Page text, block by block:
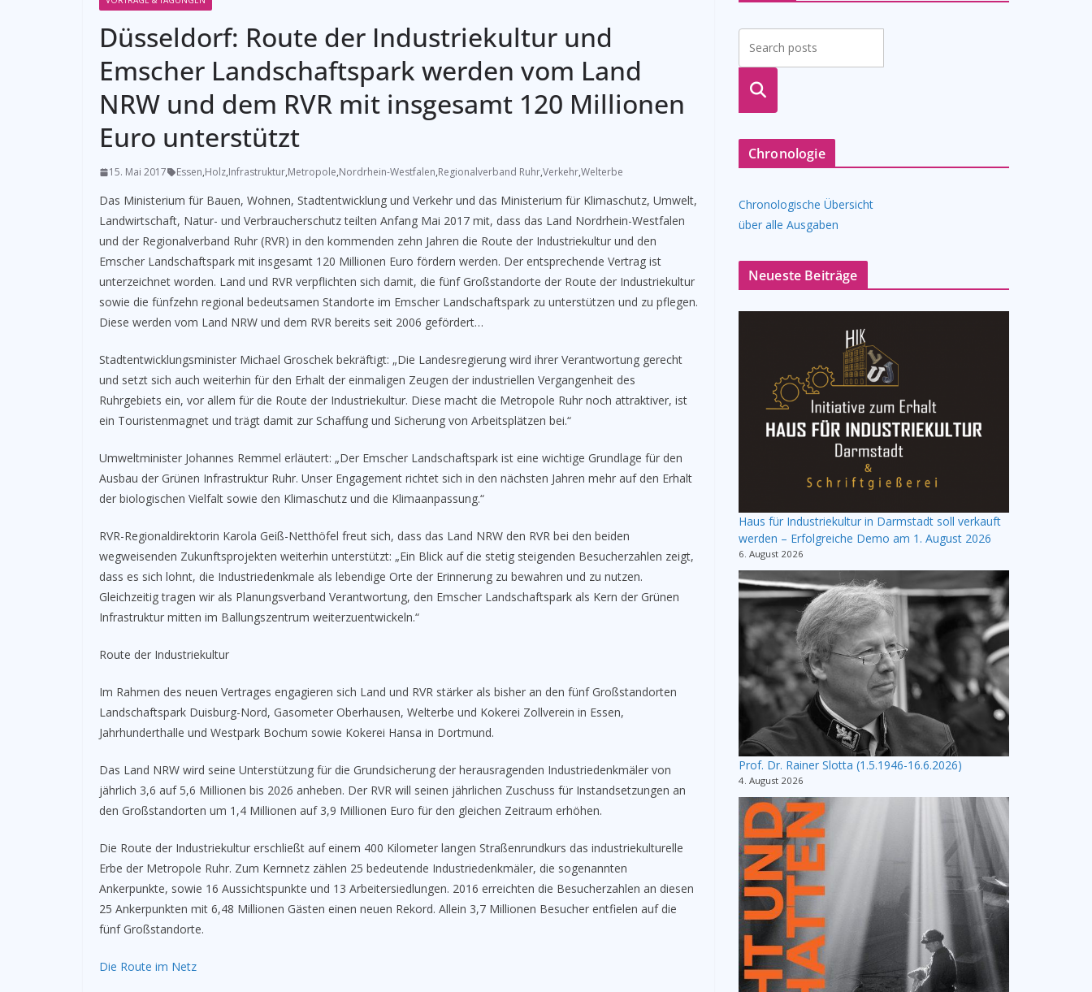
Düsseldorf: Route der Industriekultur und
Emscher Landschaftspark werden vom Land
NRW und dem RVR mit insgesamt 120 Millionen
Euro unterstützt
15. Mai 2017 Essen,Holz,Infrastruktur,Metropole,Nordrhein-Westfalen,Regionalverband Ruhr,Verkehr,Welterbe
Das Ministerium für Bauen, Wohnen, Stadtentwicklung und Verkehr und das Ministerium für Klimaschutz, Umwelt,
Landwirtschaft, Natur- und Verbraucherschutz teilten Anfang Mai 2017 mit, dass das Land Nordrhein-Westfalen
und der Regionalverband Ruhr (RVR) in den kommenden zehn Jahren die Route der Industriekultur und den
Emscher Landschaftspark mit insgesamt 120 Millionen Euro fördern werden. Der entsprechende Vertrag ist
unterzeichnet worden. Land und RVR verpflichten sich damit, die fünf Großstandorte der Route der Industriekultur
sowie die fünfzehn regional bedeutsamen Standorte im Emscher Landschaftspark zu unterstützen und zu pflegen.
Diese werden vom Land NRW und dem RVR bereits seit 2006 gefördert…
Stadtentwicklungsminister Michael Groschek bekräftigt: „Die Landesregierung wird ihrer Verantwortung gerecht
und setzt sich auch weiterhin für den Erhalt der einmaligen Zeugen der industriellen Vergangenheit des
Ruhrgebiets ein, vor allem für die Route der Industriekultur. Diese macht die Metropole Ruhr noch attraktiver, ist
ein Touristenmagnet und trägt damit zur Schaffung und Sicherung von Arbeitsplätzen bei.“
Umweltminister Johannes Remmel erläutert: „Der Emscher Landschaftspark ist eine wichtige Grundlage für den
Ausbau der Grünen Infrastruktur Ruhr. Unser Engagement richtet sich in den nächsten Jahren mehr auf den Erhalt
der biologischen Vielfalt sowie den Klimaschutz und die Klimaanpassung.“
RVR-Regionaldirektorin Karola Geiß-Netthöfel freut sich, dass das Land NRW den RVR bei den beiden
wegweisenden Zukunftsprojekten weiterhin unterstützt: „Ein Blick auf die stetig steigenden Besucherzahlen zeigt,
dass es sich lohnt, die Industriedenkmale als lebendige Orte der Erinnerung zu bewahren und zu nutzen.
Gleichzeitig tragen wir als Planungsverband Verantwortung, den Emscher Landschaftspark als Kern der Grünen
Infrastruktur mitten im Ballungszentrum weiterzuentwickeln.“
Route der Industriekultur
Im Rahmen des neuen Vertrages engagieren sich Land und RVR stärker als bisher an den fünf Großstandorten
Landschaftspark Duisburg-Nord, Gasometer Oberhausen, Welterbe und Kokerei Zollverein in Essen,
Jahrhunderthalle und Westpark Bochum sowie Kokerei Hansa in Dortmund.
Das Land NRW wird seine Unterstützung für die Grundsicherung der herausragenden Industriedenkmäler von
jährlich 3,6 auf 5,6 Millionen bis 2026 anheben. Der RVR will seinen jährlichen Zuschuss für Instandsetzungen an
den Großstandorten um 1,4 Millionen auf 3,9 Millionen Euro für den gleichen Zeitraum erhöhen.
Die Route der Industriekultur erschließt auf einem 400 Kilometer langen Straßenrundkurs das industriekulturelle
Erbe der Metropole Ruhr. Zum Kernnetz zählen 25 bedeutende Industriedenkmäler, die sogenannten
Ankerpunkte, sowie 16 Aussichtspunkte und 13 Arbeitersiedlungen. 2016 erreichten die Besucherzahlen an diesen
25 Ankerpunkten mit 6,48 Millionen Gästen einen neuen Rekord. Allein 3,7 Millionen Besucher entfielen auf die
fünf Großstandorte.
Die Route im Netz
suche
Chronologie
Chronologische Übersicht
über alle Ausgaben
Neueste Beiträge
Haus für Industriekultur in Darmstadt soll verkauft
werden – Erfolgreiche Demo am 1. August 2026
6. August 2026
Prof. Dr. Rainer Slotta (1.5.1946-16.6.2026)
4. August 2026